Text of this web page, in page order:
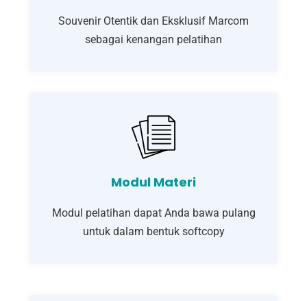
Souvenir Otentik dan Eksklusif Marcom
sebagai kenangan pelatihan
Modul Materi
Modul pelatihan dapat Anda bawa pulang
untuk dalam bentuk softcopy